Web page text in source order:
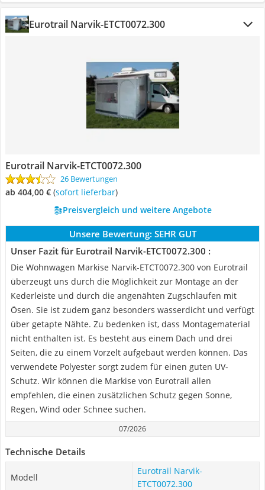
Eurotrail Narvik-ETCT0072.300
Eurotrail Narvik-ETCT0072.300
26 Bewertungen
ab 404,00 € ( Sofort lieferbar)
Preisvergleich und weitere Angebote
Unsere Bewertung: SEHR GUT
Unser Fazit für Eurotrail Narvik-ETCT0072.300 :
Die Wohnwagen Markise Narvik-ETCT0072.300 von Eurotrail
überzeugt uns durch die Möglichkeit zur Montage an der
Kederleiste und durch die angenähten Zugschlaufen mit
Ösen. Sie ist zudem ganz besonders wasserdicht und verfügt
über getapte Nähte. Zu bedenken ist, dass Montagematerial
nicht enthalten ist. Es besteht aus einem Dach und drei
Seiten, die zu einem Vorzelt aufgebaut werden können. Das
verwendete Polyester sorgt zudem für einen guten UV-
Schutz. Wir können die Markise von Eurotrail allen
empfehlen, die einen zusätzlichen Schutz gegen Sonne,
Regen, Wind oder Schnee suchen.
07/2026
Technische Details
Modell
Eurotrail Narvik-
ETCT0072.300